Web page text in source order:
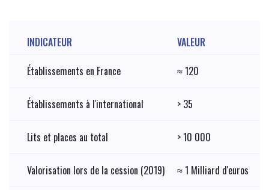
INDICATEUR
VALEUR
Établissements en France
≈ 120
Établissements à l'international > 35
Lits et places au total > 10 000
Valorisation lors de la cession (2019) ≈ 1 Milliard d'euros